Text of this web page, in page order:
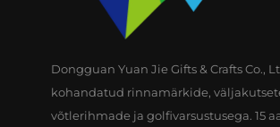
Dongguan Yuan Jie Gifts & Crafts Co.,
kohandatud rinnamärkide,
võtlerihmade ja golfivarsustusega. 15